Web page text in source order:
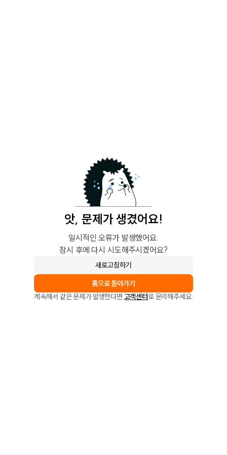
앗, 문제가 생겼어요!
일시적인 오류가 발생했어요.
잠시 후에 다시 시도해주시겠어요?
새로고침하기
홈으로 돌아가기
계속해서 같은 문제가 발생한다면 고객센터로 문의해주세요.